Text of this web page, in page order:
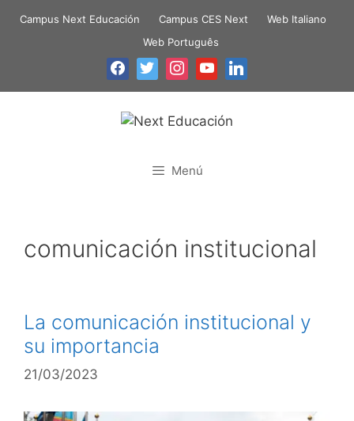
Campus Next Educación Campus CES Next
Web Italiano
Web Português
Menú
comunicación institucional
La comunicación institucional y
su importancia
21/03/2023